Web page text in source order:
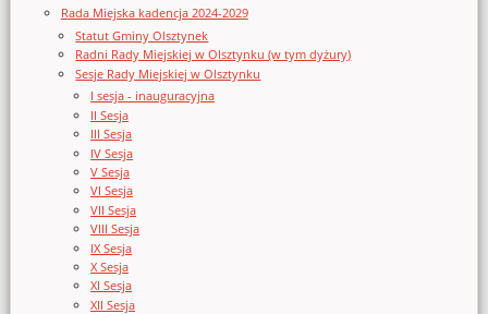
Rada Miejska kadencja 2024-2029
Statut Gminy Olsztynek
Radni Rady Miejskiej w Olsztynku (w tym dyżury)
Sesje Rady Miejskiej w Olsztynku
I sesja - inauguracyjna
II Sesja
III Sesja
IV Sesja
V Sesja
VI Sesja
VII Sesja
VIII Sesja
IX Sesja
X Sesja
XI Sesja
XII Sesja